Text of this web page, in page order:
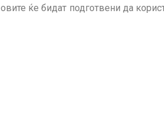
ќе бидат подготвени да